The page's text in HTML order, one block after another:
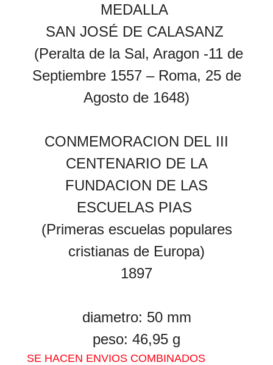
MEDALLA
SAN JOSÉ DE CALASANZ
(Peralta de la Sal, Aragon -11 de
Septiembre 1557 – Roma, 25 de
Agosto de 1648)
CONMEMORACION DEL III
CENTENARIO DE LA
FUNDACION DE LAS
ESCUELAS PIAS
(Primeras escuelas populares
cristianas de Europa)
1897
diametro: 50 mm
peso: 46,95 g
SE HACEN ENVIOS COMBINADOS